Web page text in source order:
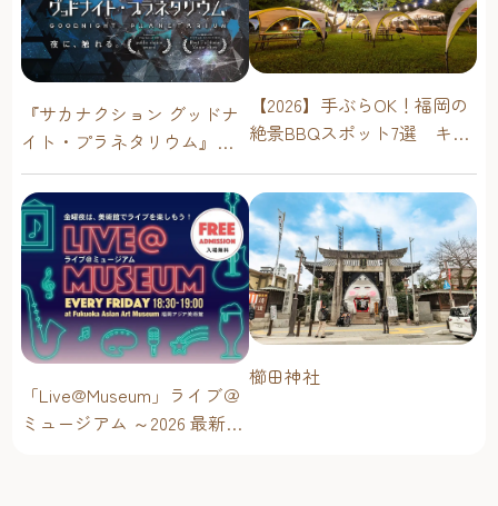
『サカナクション グッドナ
イト・プラネタリウム』が
今年も上映決定！【福岡市
科学館 ドームシアター】
2026年
【2026】手ぶらOK！福岡の
絶景BBQスポット7選 キャ
に楽しむ
「Live@Museum」ライブ＠
ミュージアム ～2026 最新イ
櫛田神社